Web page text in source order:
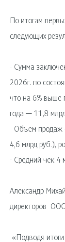
По итогам
следующих
- Сумма
2026г. по
что на 6% выше
года — 11,8
- Объем продаж
4,6 млрд руб.),
- Средний чек 4
Александр
директоров
«Подводя